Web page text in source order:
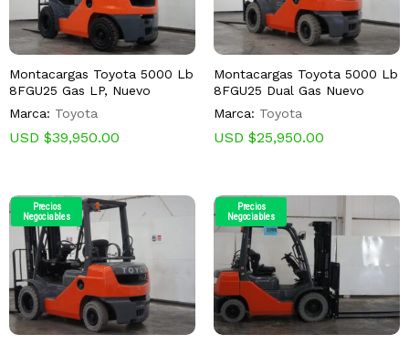
Montacargas Toyota 5000 Lb
8FGU25 Gas LP, Nuevo
Marca: Toyota
USD $39,950.00
Montacargas Toyota 5000 Lb
8FGU25 Dual Gas Nuevo
Marca: Toyota
USD $25,950.00
Precios
Negociables
Precios
Negociables